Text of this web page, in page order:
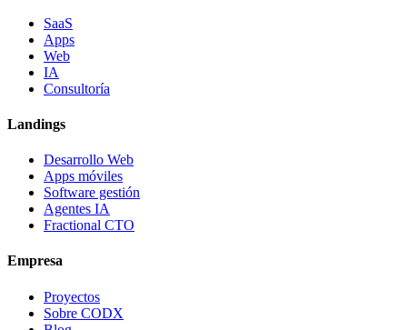
SaaS
Apps
Web
IA
Consultoría
Landings
Desarrollo Web
Apps móviles
Software gestión
Agentes IA
Fractional CTO
Empresa
Proyectos
Sobre CODX